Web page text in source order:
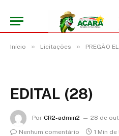
Início » Licitações » PREGÃO ELETRÔNICO Nº 047/2022 (AQUISIÇÃO DE
EDITAL (28)
Por CR2-admin2
28 de
Nenhum comentário
1 Min